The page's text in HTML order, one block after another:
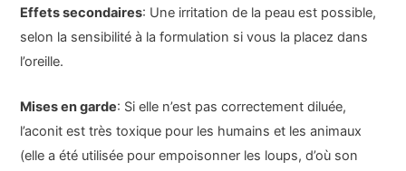
Effets secondaires: Une irritation de la peau est possible,
selon la sensibilité à la formulation si vous la placez dans
l’oreille.
Mises en garde: Si elle n’est pas correctement diluée,
l’aconit est très toxique pour les humains et les animaux
(elle a été utilisée pour empoisonner les loups, d’où son